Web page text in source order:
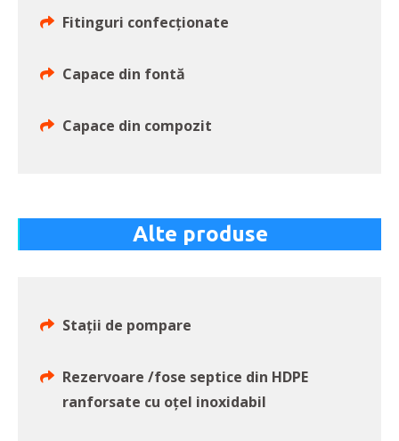
Fitinguri confecționate
Capace din fontă
Capace din compozit
Alte produse
Stații de pompare
Rezervoare /fose septice din HDPE
ranforsate cu oțel inoxidabil